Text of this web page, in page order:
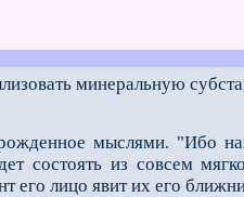
минеральную
мыслями. "Ибо
состоять из совсем
его лицо явит их его